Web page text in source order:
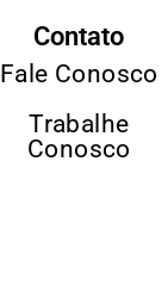
Contato
Fale Conosco
Trabalhe
Conosco